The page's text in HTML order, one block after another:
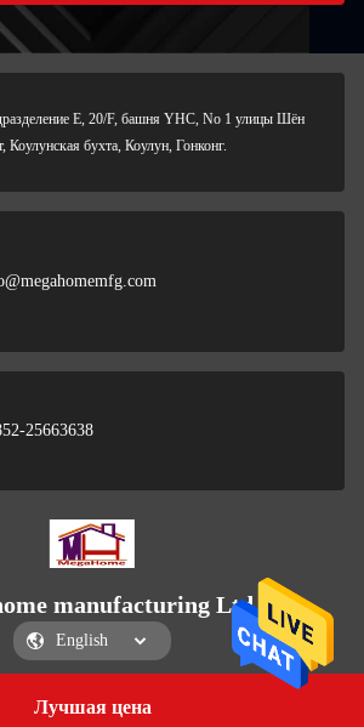
Лучшая цена
E, 20/F, башня YHC, No 1 улицы Шён
Коулунская бухта, Коулун, Гонконг.
25663638
manufacturing Ltd
Megahome manufacturing LtdGet a Quote